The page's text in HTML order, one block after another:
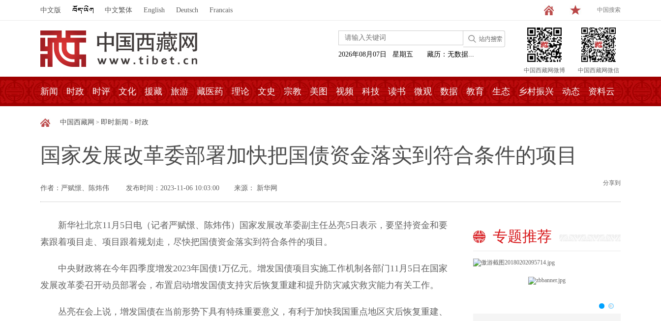
中文版 中文繁体 English Deutsch Francais 中国搜索
中国西藏网微博 中国西藏网微信
2026年08月07日 星期五 藏历：无数据...
新闻 时政 时评 文化 援藏 旅游 藏医药 理论 文史 宗教 美图 视频 科技 读书 微观 数据 教育 生态 乡村振兴 动态 资料云
中国西藏网 > 即时新闻 > 时政
国家发展改革委部署加快把国债资金落实到符合条件的项目
作者：严赋憬、陈炜伟 发布时间：2023-11-06 10:03:00 来源： 新华网
分享到
新华社北京11月5日电（记者严赋憬、陈炜伟）国家发展改革委副主任丛亮5日表示，要坚持资金和要
素跟着项目走、项目跟着规划走，尽快把国债资金落实到符合条件的项目。
中央财政将在今年四季度增发2023年国债1万亿元。增发国债项目实施工作机制各部门11月5日在国家
发展改革委召开动员部署会，布置启动增发国债支持灾后恢复重建和提升防灾减灾救灾能力有关工作。
丛亮在会上说，增发国债在当前形势下具有特殊重要意义，有利于加快我国重点地区灾后恢复重建、
专题推荐